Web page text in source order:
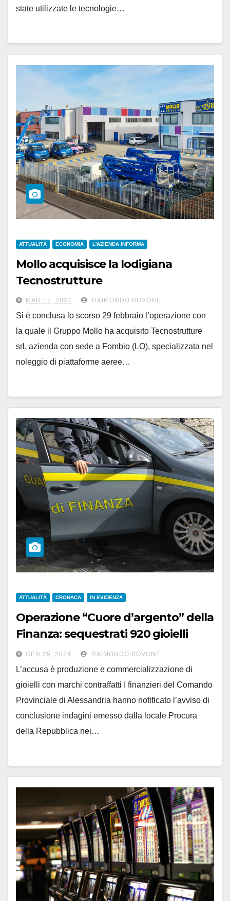
state utilizzate le tecnologie…
ATTUALITÀ ECONOMIA L'AZIENDA INFORMA
Mollo acquisisce la lodigiana
Tecnostrutture
MAR 17, 2024 RAIMONDO BOVONE
Si è conclusa lo scorso 29 febbraio l’operazione con
la quale il Gruppo Mollo ha acquisito Tecnostrutture
srl, azienda con sede a Fombio (LO), specializzata nel
noleggio di piattaforme aeree…
ATTUALITÀ CRONACA IN EVIDENZA
Operazione “Cuore d’argento” della
Finanza: sequestrati 920 gioielli
‘tarocchi’, 30 indagati
GEN 25, 2024 RAIMONDO BOVONE
L’accusa è produzione e commercializzazione di
gioielli con marchi contraffatti I finanzieri del Comando
Provinciale di Alessandria hanno notificato l’avviso di
conclusione indagini emesso dalla locale Procura
della Repubblica nei…